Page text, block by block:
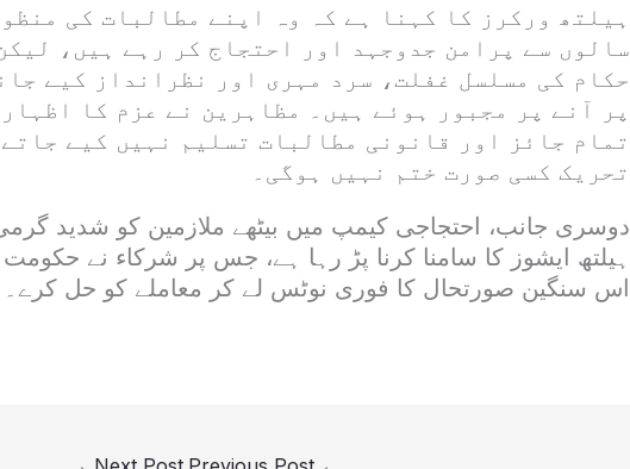
ہیلتھ ورکرز کا کہنا ہے کہ وہ اپنے مطالبات کی
سالوں سے پرامن جدوجہد اور احتجاج کر رہے ہیں،
حکام کی مسلسل غفلت، سرد مہری اور نظرانداز کیے
پر آنے پر مجبور ہوئے ہیں۔ مظاہرین نے عزم کا
تمام جائز اور قانونی مطالبات تسلیم نہیں کیے
تحریک کسی صورت ختم نہیں ہوگی۔
دوسری جانب، احتجاجی کیمپ میں بیٹھے ملازمین کو شدید
ہیلتھ ایشوز کا سامنا کرنا پڑ رہا ہے، جس پر شرکاء نے
اس سنگین صورتحال کا فوری نوٹس لے کر معاملے کو حل کرے۔